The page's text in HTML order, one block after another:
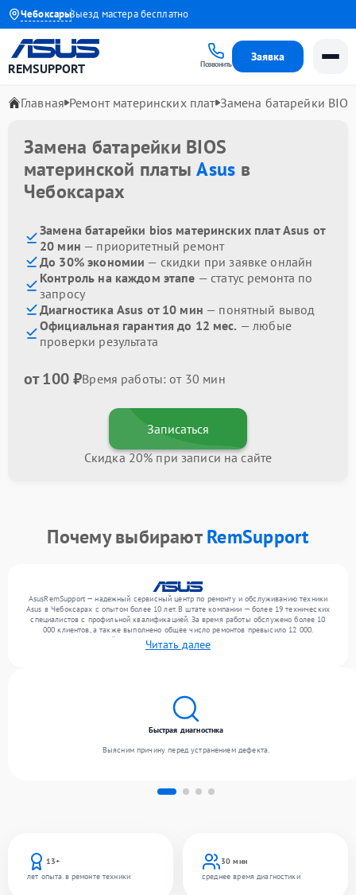
Чебоксары
1 года Выезд мастера бесплатно
REMSUPPORT Позвонить
Заявка
Главная Ремонт материнских плат Замена батарейки BIOS
Замена батарейки BIOS
материнской платыAsus в
Чебоксарах
Замена батарейки bios материнских плат Asus от
20 мин — приоритетный ремонт
До 30% экономии — скидки при заявке онлайн
Контроль на каждом этапе — статус ремонта по
запросу
Диагностика Asus от 10 мин — понятный вывод
Официальная гарантия до 12 мес. — любые
проверки результата
от 100 ₽Время работы: от 30 мин
Записаться
Скидка 20% при записи на сайте
Почему выбираютRemSupport
AsusRemSupport — надежный сервисный центр по ремонту и обслуживанию техники
Asus в Чебоксарах с опытом более 10 лет. В штате компании — более 19 технических
специалистов с профильной квалификацией. За время работы обслужено более 10
000 клиентов, а также выполнено общее число ремонтов превысило 12 000.
Ежемесячно в сервисный центр поступает свыше 300 единиц техники, включая , , . Мы
работаем с широким спектром неисправностей и обеспечиваем надежный результат
Читать далее
13+
лет опыта в ремонте техники
30 мин
среднее время диагностики
Быстрая диагностика
Выясним причину перед устранением дефекта.